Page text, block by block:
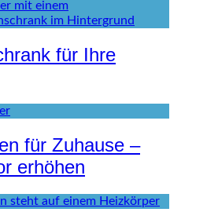
für Ihre
für Zuhause –
erhöhen